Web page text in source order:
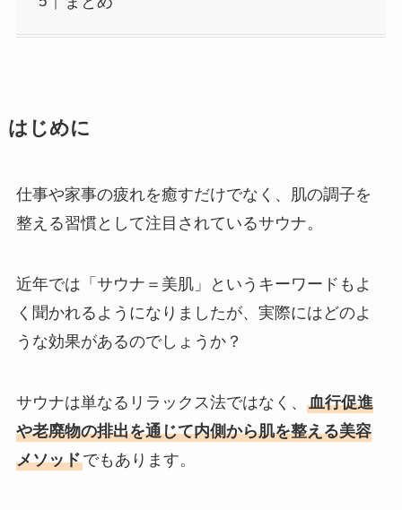
はじめに
仕事や家事の疲れを癒すだけでなく、肌の調子を
整える習慣として注目されているサウナ。
近年では「サウナ＝美肌」というキーワードもよ
く聞かれるようになりましたが、実際にはどのよ
うな効果があるのでしょうか？
サウナは単なるリラックス法ではなく、 血行促進
や老廃物の排出を通じて内側から肌を整える美容
メソッドでもあります。